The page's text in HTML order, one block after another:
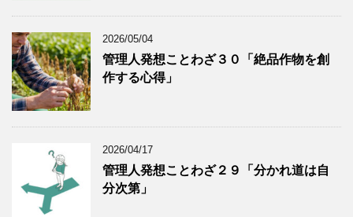
2026/05/04
管理人発想ことわざ３０「絶品作物を創
作する心得」
2026/04/17
管理人発想ことわざ２９「分かれ道は自
分次第」